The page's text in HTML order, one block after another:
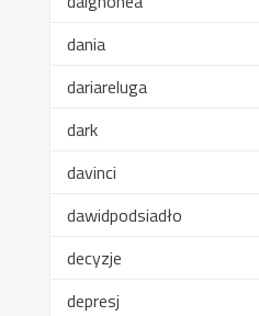
dania
dariareluga
dark
davinci
dawidpodsiadło
decyzje
depresj